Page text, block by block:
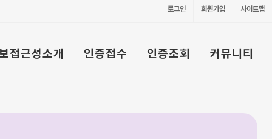
로그인 회원가입 사이트맵
접근성소개 인증접수 인증조회 커뮤니티